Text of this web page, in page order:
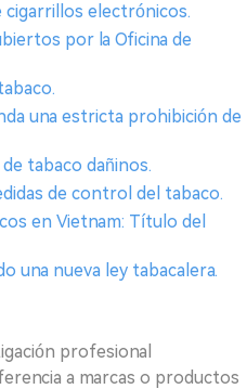
cigarrillos electrónicos.
por la Oficina de
una estricta prohibición de
tabaco dañinos.
de control del tabaco.
en Vietnam: Título del
una nueva ley tabacalera.
profesional
a marcas o productos